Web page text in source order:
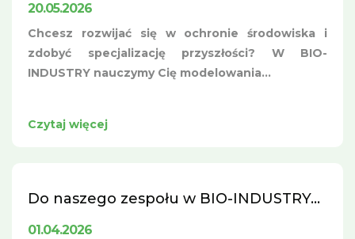
20.05.2026
Chcesz rozwijać się w ochronie środowiska i
zdobyć specjalizację przyszłości? W BIO-
INDUSTRY nauczymy Cię modelowania...
Czytaj więcej
Do naszego zespołu w BIO-INDUSTRY...
01.04.2026